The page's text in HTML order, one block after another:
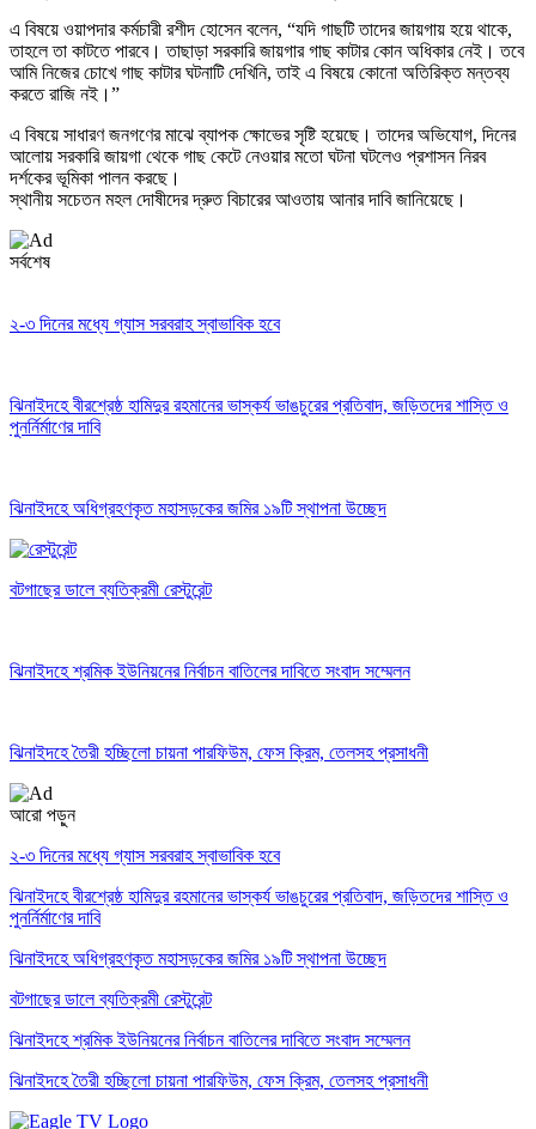
এ বিষয়ে ওয়াপদার কর্মচারী রশীদ হোসেন বলেন, “যদি গাছটি তাদের জায়গায় হয়ে থাকে,
তাহলে তা কাটতে পারবে। তাছাড়া সরকারি জায়গার গাছ কাটার কোন অধিকার নেই। তবে
আমি নিজের চোখে গাছ কাটার ঘটনাটি দেখিনি, তাই এ বিষয়ে কোনো অতিরিক্ত মন্তব্য
করতে রাজি নই।”
এ বিষয়ে সাধারণ জনগণের মাঝে ব্যাপক ক্ষোভের সৃষ্টি হয়েছে। তাদের অভিযোগ, দিনের
আলোয় সরকারি জায়গা থেকে গাছ কেটে নেওয়ার মতো ঘটনা ঘটলেও প্রশাসন নিরব
দর্শকের ভূমিকা পালন করছে।
স্থানীয় সচেতন মহল দোষীদের দ্রুত বিচারের আওতায় আনার দাবি জানিয়েছে।
সর্বশেষ
২-৩ দিনের মধ্যে গ্যাস সরবরাহ স্বাভাবিক হবে
ঝিনাইদহে বীরশ্রেষ্ঠ হামিদুর রহমানের ভাস্কর্য ভাঙচুরের প্রতিবাদ, জড়িতদের শাস্তি ও
পুনর্নির্মাণের দাবি
ঝিনাইদহে অধিগ্রহণকৃত মহাসড়কের জমির ১৯টি স্থাপনা উচ্ছেদ
বটগাছের ডালে ব্যতিক্রমী রেস্টুরেন্ট
ঝিনাইদহে শ্রমিক ইউনিয়নের নির্বাচন বাতিলের দাবিতে সংবাদ সম্মেলন
ঝিনাইদহে তৈরী হচ্ছিলো চায়না পারফিউম, ফেস ক্রিম, তেলসহ প্রসাধনী
আরো পড়ুন
২-৩ দিনের মধ্যে গ্যাস সরবরাহ স্বাভাবিক হবে
ঝিনাইদহে বীরশ্রেষ্ঠ হামিদুর রহমানের ভাস্কর্য ভাঙচুরের প্রতিবাদ, জড়িতদের শাস্তি ও
পুনর্নির্মাণের দাবি
ঝিনাইদহে অধিগ্রহণকৃত মহাসড়কের জমির ১৯টি স্থাপনা উচ্ছেদ
বটগাছের ডালে ব্যতিক্রমী রেস্টুরেন্ট
ঝিনাইদহে শ্রমিক ইউনিয়নের নির্বাচন বাতিলের দাবিতে সংবাদ সম্মেলন
ঝিনাইদহে তৈরী হচ্ছিলো চায়না পারফিউম, ফেস ক্রিম, তেলসহ প্রসাধনী